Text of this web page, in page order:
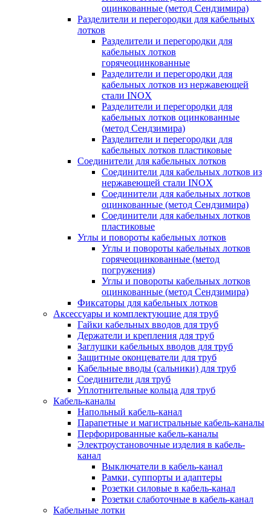
оцинкованные (метод Сендзимира)
Разделители и перегородки для кабельных
лотков
Разделители и перегородки для
кабельных лотков
горячеоцинкованные
Разделители и перегородки для
кабельных лотков из нержавеющей
стали INOX
Разделители и перегородки для
кабельных лотков оцинкованные
(метод Сендзимира)
Разделители и перегородки для
кабельных лотков пластиковые
Соединители для кабельных лотков
Соединители для кабельных лотков из
нержавеющей стали INOX
Соединители для кабельных лотков
оцинкованные (метод Сендзимира)
Соединители для кабельных лотков
пластиковые
Углы и повороты кабельных лотков
Углы и повороты кабельных лотков
горячеоцинкованные (метод
погружения)
Углы и повороты кабельных лотков
оцинкованные (метод Сендзимира)
Фиксаторы для кабельных лотков
Аксессуары и комплектующие для труб
Гайки кабельных вводов для труб
Держатели и крепления для труб
Заглушки кабельных вводов для труб
Защитные оконцеватели для труб
Кабельные вводы (сальники) для труб
Соединители для труб
Уплотнительные кольца для труб
Кабель-каналы
Напольный кабель-канал
Парапетные и магистральные кабель-каналы
Перфорированные кабель-каналы
Электроустановочные изделия в кабель-
канал
Выключатели в кабель-канал
Рамки, суппорты и адаптеры
Розетки силовые в кабель-канал
Розетки слаботочные в кабель-канал
Кабельные лотки